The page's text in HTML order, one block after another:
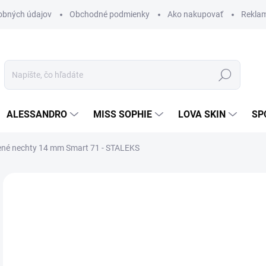
údajov Obchodné podmienky Ako nakupovať
Hľadať
ALESSANDRO MISS SOPHIE LOVA SKIN
nechty 14 mm Smart 71 - STALEKS